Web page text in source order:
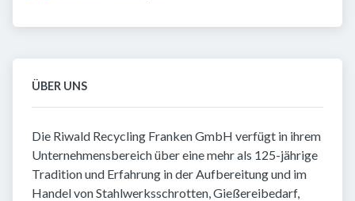
ÜBER UNS
Die Riwald Recycling Franken GmbH verfügt in ihrem
Unternehmensbereich über eine mehr als 125-jährige
Tradition und Erfahrung in der Aufbereitung und im
Handel von Stahlwerksschrotten, Gießereibedarf,